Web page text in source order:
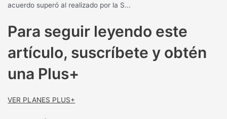
acuerdo superó al realizado por la S...
Para seguir leyendo este
artículo, suscríbete y obtén
una Plus+
VER PLANES PLUS+